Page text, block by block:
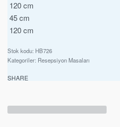
120 cm
45 cm
120 cm
HB726
Kategoriler: Resepsiyon Masaları
SHARE